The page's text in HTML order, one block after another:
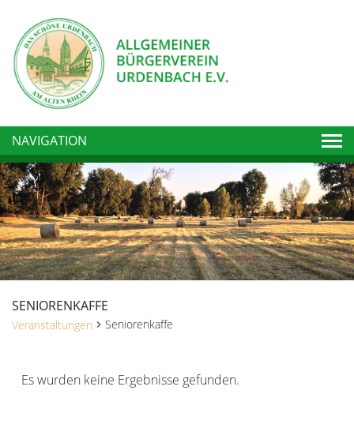
NAVIGATION
SENIORENKAFFE
Veranstaltungen Seniorenkaffe
Hinweis
Es wurden keine Ergebnisse gefunden.